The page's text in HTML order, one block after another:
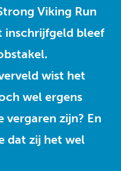
Viking Run
inschrijfgeld bleef
wist het
wel ergens
vergaren zijn? En
dat zij het wel